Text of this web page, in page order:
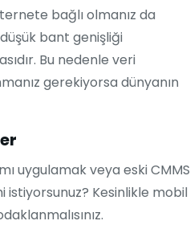
bağlı olmanız da
bant genişliği
Bu nedenle veri
gerekiyorsa dünyanın
uygulamak veya eski CMMS
Kesinlikle mobil